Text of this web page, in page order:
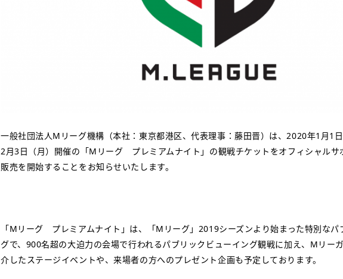
一般社団法人Mリーグ機構（本社：東京都港区、代表理事：藤田晋）は、2020年1月1
2月3日（月）開催の「Mリーグ プレミアムナイト」の観戦チケットをオフィシャルサ
販売を開始することをお知らせいたします。
「Mリーグ プレミアムナイト」は、「Mリーグ」2019シーズンより始まった特別なパ
グで、900名超の大迫力の会場で行われるパブリックビューイング観戦に加え、Mリー
介したステージイベントや、来場者の方へのプレゼント企画も予定しております。